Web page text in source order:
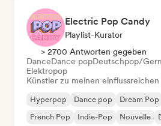
Electric Pop Candy
Playlist-Kurator
> 2700 Antworten gegeben
DanceDance popDeutschpop/
Elektropop
Künstler zu meinen
Hyperpop Dance pop Dream Pop
French Pop
Indie-Pop Nouvelle